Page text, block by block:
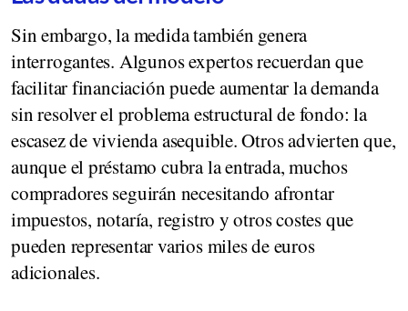
Sin embargo, la medida también genera
interrogantes. Algunos expertos recuerdan que
facilitar financiación puede aumentar la demanda
sin resolver el problema estructural de fondo: la
escasez de vivienda asequible. Otros advierten que,
aunque el préstamo cubra la entrada, muchos
compradores seguirán necesitando afrontar
impuestos, notaría, registro y otros costes que
pueden representar varios miles de euros
adicionales.